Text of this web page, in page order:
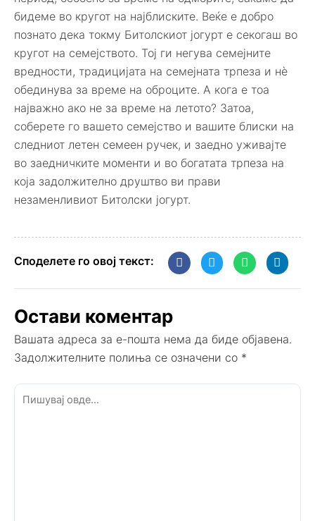
бидеме во кругот на најблиските. Веќе е добро
познато дека токму Битолскиот јогурт е секогаш во
кругот на семејството. Тој ги негува семејните
вредности, традицијата на семејната трпеза и нè
обединува за време на оброците. А кога е тоа
најважно ако не за време на летото? Затоа,
соберете го вашето семејство и вашите блиски на
следниот летен семеен ручек, и заедно уживајте
во заедничките моменти и во богатата трпеза на
која задолжително друштво ви прави
незаменливиот Битолски јогурт.
Споделете го овој текст:
Остави коментар
Вашата адреса за е-пошта нема да биде објавена.
Задолжителните полиња се означени со *
Пишувај
овде...